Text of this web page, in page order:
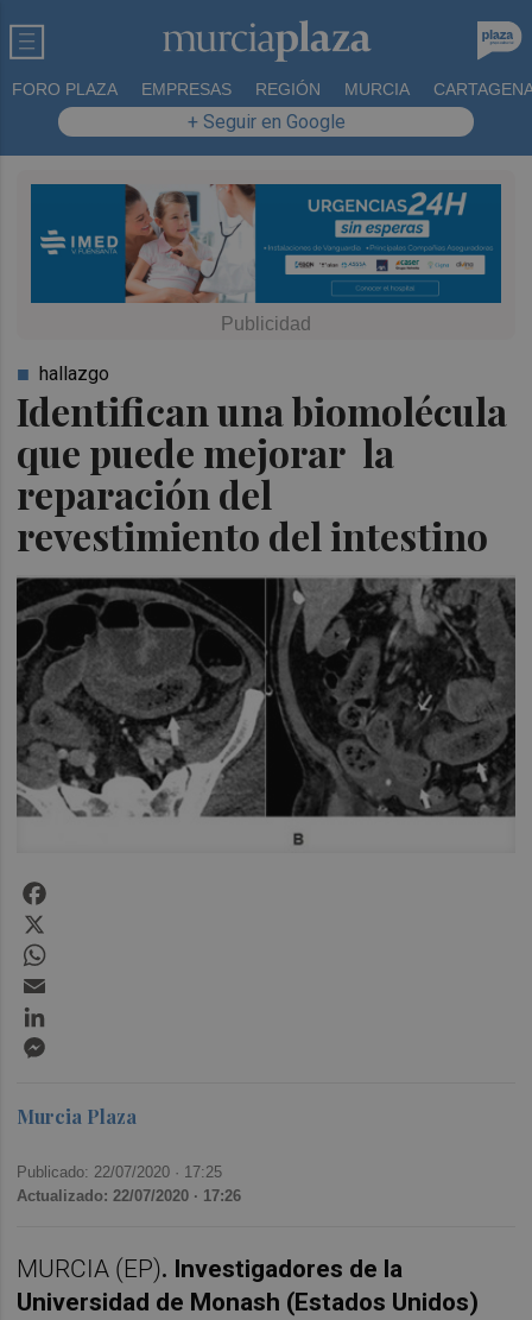
FORO PLAZA EMPRESAS REGIÓN MURCIA
+ Seguir en Google
Identifican una biomolécula
que puede mejorar la
reparación del
revestimiento del intestino
hallazgo
Murcia Plaza
Publicado: 22/07/2020 · 17:25
Actualizado: 22/07/2020 · 17:26
MURCIA (EP). Investigadores de la
Universidad de Monash (Estados Unidos)